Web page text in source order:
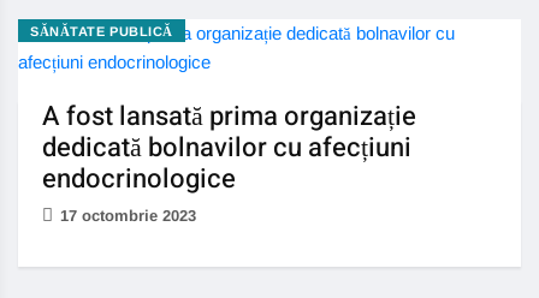
SĂNĂTATE PUBLICĂ
A fost lansată prima organizație
dedicată bolnavilor cu afecțiuni
endocrinologice
17 octombrie 2023